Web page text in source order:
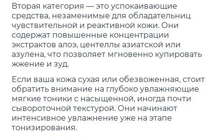
Вторая категория — это успокаивающие
средства, незаменимые для обладательниц
чувствительной и реактивной кожи. Они
содержат повышенные концентрации
экстрактов алоэ, центеллы азиатской или
азулена, что позволяет мгновенно купировать
жжение и зуд.
Если ваша кожа сухая или обезвоженная, стоит
обратить внимание на глубоко увлажняющие
мягкие тоники с насыщенной, иногда почти
сывороточной текстурой. Они начинают
интенсивное увлажнение уже на этапе
тонизирования.